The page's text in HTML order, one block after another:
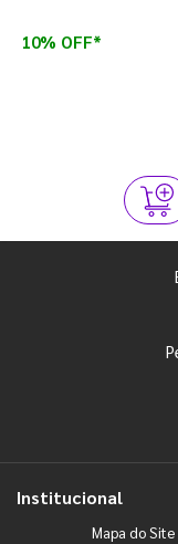
10% OFF*
Institucional
Mapa do Site